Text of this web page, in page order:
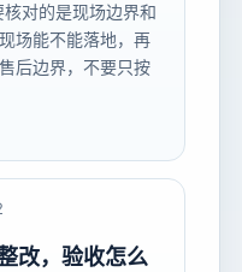
对的是现场边界和
场能不能落地，再
后边界，不要只按
改，验收怎么